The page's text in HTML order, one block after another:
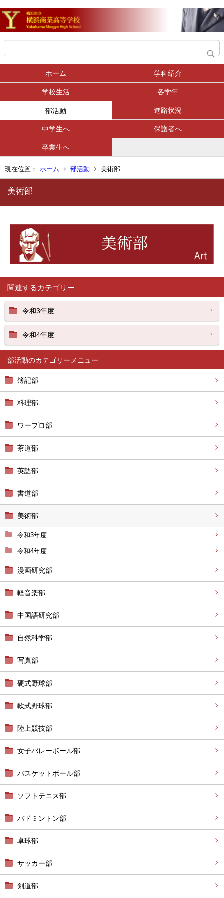
ホーム 学科紹介
学校生活 各学年
部活動 進路状況
中学生へ 保護者へ
卒業生へ
現在位置： ホーム 部活動 美術部
部活動
簿記部
料理部
ワープロ部
茶道部
英語部
書道部
美術部
令和3年度
令和4年度
漫画研究部
軽音楽部
中国語研究部
自然科学部
写真部
硬式野球部
軟式野球部
陸上競技部
女子バレーボール部
バスケットボール部
ソフトテニス部
バドミントン部
卓球部
サッカー部
剣道部
美術部
関連するカテゴリー
令和3年度
令和4年度